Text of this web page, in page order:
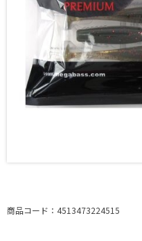
商品コード：4513473224515